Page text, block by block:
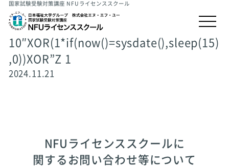
国家試験受験対策講座 NFUライセンススクール
10″XOR(1*if(now()=sysdate(),sleep(15)
,0))XOR”Z 1
2024.11.21
NFUライセンススクールに
関するお問い合わせ等について